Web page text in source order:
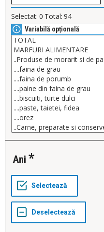
Selectat: 0 Total: 94
Variabilă opțională
Ani